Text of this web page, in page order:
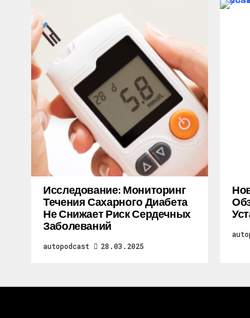
Исследование: Мониторинг
Течения Сахарного Диабета
Не Снижает Риск Сердечных
Заболеваний
autopodcast 28.03.2025